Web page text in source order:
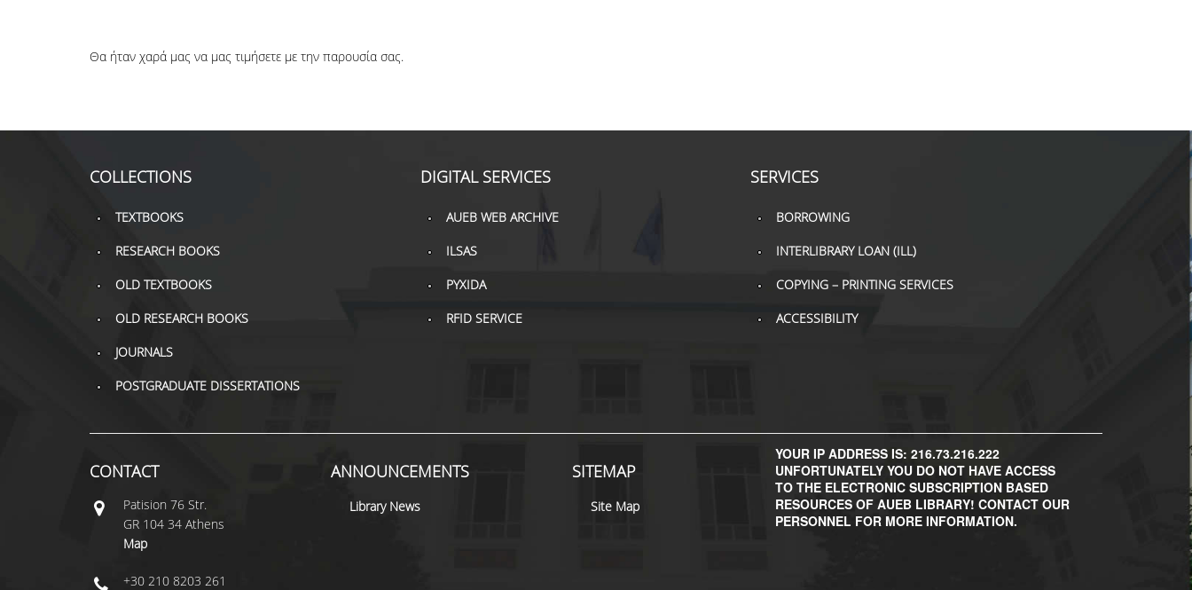
Θα ήταν χαρά μας να μας τιμήσετε με την παρουσία σας.
COLLECTIONS
TEXTBOOKS
RESEARCH BOOKS
OLD TEXTBOOKS
OLD RESEARCH BOOKS
JOURNALS
POSTGRADUATE DISSERTATIONS
DIGITAL SERVICES
AUEB WEB ARCHIVE
ILSAS
PYXIDA
RFID SERVICE
SERVICES
BORROWING
INTERLIBRARY LOAN (ILL)
COPYING – PRINTING SERVICES
ACCESSIBILITY
YOUR IP ADDRESS IS: 216.73.216.222
UNFORTUNATELY YOU DO NOT HAVE ACCESS
TO THE ELECTRONIC SUBSCRIPTION BASED
RESOURCES OF AUEB LIBRARY! CONTACT OUR
PERSONNEL FOR MORE INFORMATION.
CONTACT
Patisiοn 76 Str.
GR 104 34 Athens
Map
+30 210 8203 261
ANNOUNCEMENTS
Library News
SITEMAP
Site Map